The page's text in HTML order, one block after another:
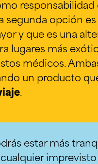
responsabilidad
segunda opción es
y que es una
lugares más
médicos.
un producto
.
estar más